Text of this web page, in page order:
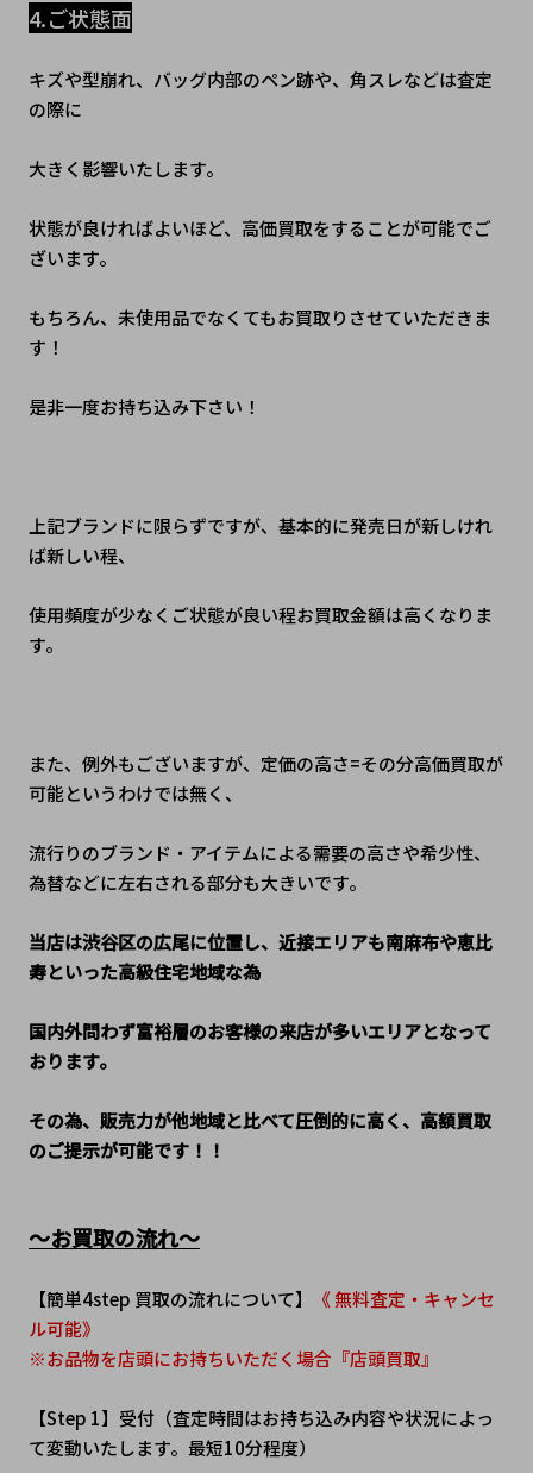
4.ご状態面
キズや型崩れ、バッグ内部のペン跡や、角スレなどは査定
の際に
大きく影響いたします。
状態が良ければよいほど、高価買取をすることが可能でご
ざいます。
もちろん、未使用品でなくてもお買取りさせていただきま
す！
是非一度お持ち込み下さい！
上記ブランドに限らずですが、基本的に発売日が新しけれ
ば新しい程、
使用頻度が少なくご状態が良い程お買取金額は高くなりま
す。
また、例外もございますが、定価の高さ=その分高価買取が
可能というわけでは無く、
流行りのブランド・アイテムによる需要の高さや希少性、
為替などに左右される部分も大きいです。
当店は渋谷区の広尾に位置し、近接エリアも南麻布や恵比
寿といった高級住宅地域な為
国内外問わず富裕層のお客様の来店が多いエリアとなって
おります。
その為、販売力が他地域と比べて圧倒的に高く、高額買取
のご提示が可能です！！
～お買取の流れ～
【簡単4step 買取の流れについて】
《 無料査定・キャンセ
ル可能》
※お品物を店頭にお持ちいただく場合『店頭買取』
【Step 1】受付（査定時間はお持ち込み内容や状況によっ
て変動いたします。最短10分程度）